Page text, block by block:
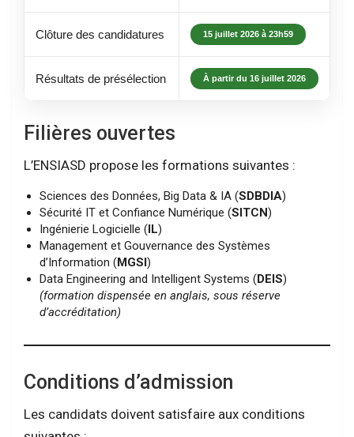
Clôture des candidatures 15 juillet 2026 à 23h59
Résultats de présélection À partir du 16 juillet 2026
Filières ouvertes
L’ENSIASD propose les formations suivantes :
Sciences des Données, Big Data & IA (SDBDIA)
Sécurité IT et Confiance Numérique (SITCN)
Ingénierie Logicielle (IL)
Management et Gouvernance des Systèmes
d’Information (MGSI)
Data Engineering and Intelligent Systems (DEIS)
(formation dispensée en anglais, sous réserve
d’accréditation)
Conditions d’admission
Les candidats doivent satisfaire aux conditions